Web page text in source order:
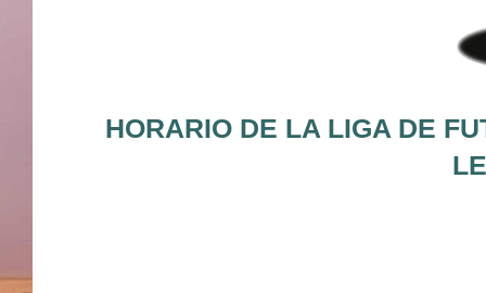
HORARIO DE LA LIGA DE